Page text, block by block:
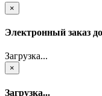
×
Электронный заказ
Загрузка...
×
Загрузка...